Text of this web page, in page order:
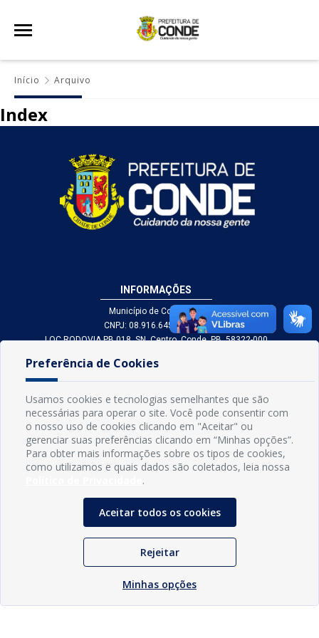
Início Arquivo
Index
INFORMAÇÕES
Município de Conde - PB
CNPJ: 08.916.645/0001-80
LOC RODOVIA PB 018, SN, Centro, Conde, PB, 58322-000
gabinetedaprefeita@conde.pb.gov.br
Exp: Segunda a sexta, das 8h às 14h.
© Prefeitura Municipal do Conde | Desenvolvido porSogo Tecnologia
Preferência de Cookies
Usamos cookies e tecnologias semelhantes que são
necessárias para operar o site. Você pode consentir com
o nosso uso de cookies clicando em "Aceitar" ou
gerenciar suas preferências clicando em “Minhas opções”.
Para obter mais informações sobre os tipos de cookies,
como utilizamos e quais dados são coletados, leia nossa
.
Aceitar todos os cookies
Rejeitar
Minhas opções